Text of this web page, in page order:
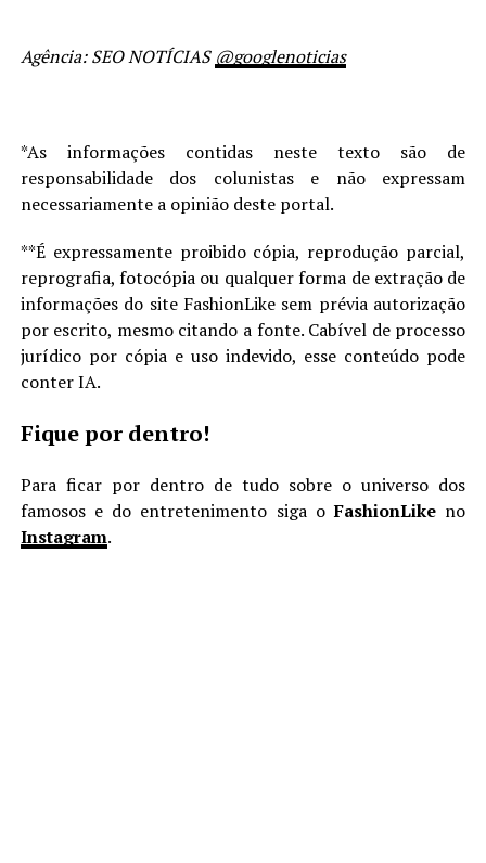
Agência: SEO NOTÍCIAS @googlenoticias
*As informações contidas neste texto são de
responsabilidade dos colunistas e não expressam
necessariamente a opinião deste portal.
**É expressamente proibido cópia, reprodução parcial,
reprografia, fotocópia ou qualquer forma de extração de
informações do site FashionLike sem prévia autorização
por escrito, mesmo citando a fonte. Cabível de processo
jurídico por cópia e uso indevido, esse conteúdo pode
conter IA.
Fique por dentro!
Para ficar por dentro de tudo sobre o universo dos
famosos e do entretenimento siga oFashionLike no
Instagram.